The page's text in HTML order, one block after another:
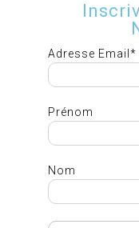
Adresse
Prénom
Nom